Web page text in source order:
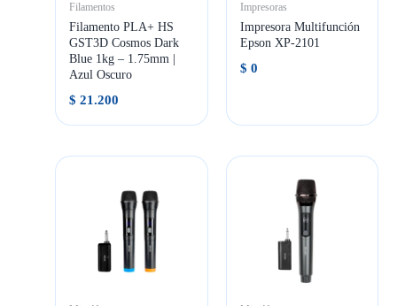
Filamentos
Filamento PLA+ HS
GST3D Cosmos Dark
Blue 1kg – 1.75mm |
Azul Oscuro
$ 21.200
Impresoras
Impresora Multifunción
Epson XP-2101
$ 0